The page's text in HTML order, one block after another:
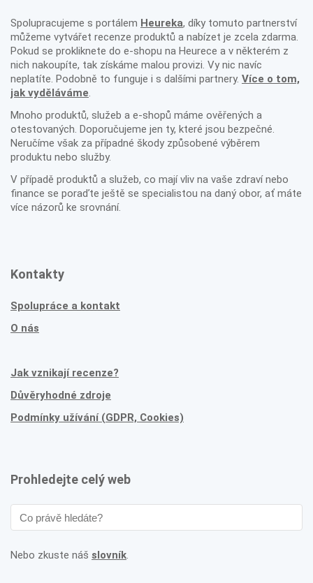
Spolupracujeme s portálem Heureka, díky tomuto partnerství
můžeme vytvářet recenze produktů a nabízet je zcela zdarma.
Pokud se prokliknete do e-shopu na Heurece a v některém z
nich nakoupíte, tak získáme malou provizi. Vy nic navíc
neplatíte. Podobně to funguje i s dalšími partnery. Více o tom,
jak vyděláváme.
Mnoho produktů, služeb a e-shopů máme ověřených a
otestovaných. Doporučujeme jen ty, které jsou bezpečné.
Neručíme však za případné škody způsobené výběrem
produktu nebo služby.
V případě produktů a služeb, co mají vliv na vaše zdraví nebo
finance se poraďte ještě se specialistou na daný obor, ať máte
více názorů ke srovnání.
Kontakty
Spolupráce a kontakt
O nás
Jak vznikají recenze?
Důvěryhodné zdroje
Podmínky užívání (GDPR, Cookies)
Prohledejte celý web
Nebo zkuste náš slovník.